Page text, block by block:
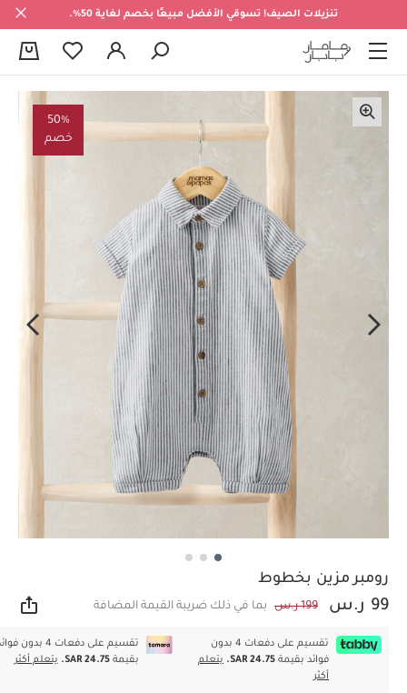
تنزيلات الصيف! تسوقي الأفضل مبيعًا بخصم لغاية 50%.
50%
خصم
رومبر مزين بخطوط
99 ر.س 199 ر.س بما في ذلك ضريبة القيمة المضافة
تقسيم على دفعات 4 بدون
فوائد بقيمة SAR 24.75.
يتعلم
أكثر
تقسيم على دفعات 4 بدون
بقيمةSAR 24.75. يتعلم أكثر